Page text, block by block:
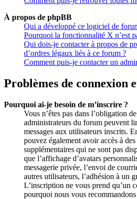
À propos de phpBB
Qui a développé ce logiciel de
Pourquoi la fonctionnalité X n’est
Qui dois-je contacter à propos de
d’ordres légaux liés à ce forum ?
Comment puis-je contacter un
Problèmes de connexion
Pourquoi ai-je besoin de m’inscrire ?
Vous n’êtes pas dans l’obligation
administrateurs du forum peuvent
messages aux utilisateurs inscrits.
pouvez également avoir accès à
supplémentaires qui ne sont pas
que l’affichage d’avatars
messagerie privée, l’envoi de
autres utilisateurs, l’adhésion à un
L’inscription ne vous prend qu’un
pourquoi nous vous